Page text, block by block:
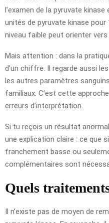
l’examen de la pyruvate
unités de pyruvate kinase pour
niveau faible peut orienter
Mais attention : dans la
d’un chiffre. Il regarde aussi
les autres paramètres
familiaux. C’est cette
erreurs d’interprétation.
Si tu reçois un résultat
une explication claire : ce que
franchement basse ou
complémentaires sont
Quels
Il n’existe pas de moyen de